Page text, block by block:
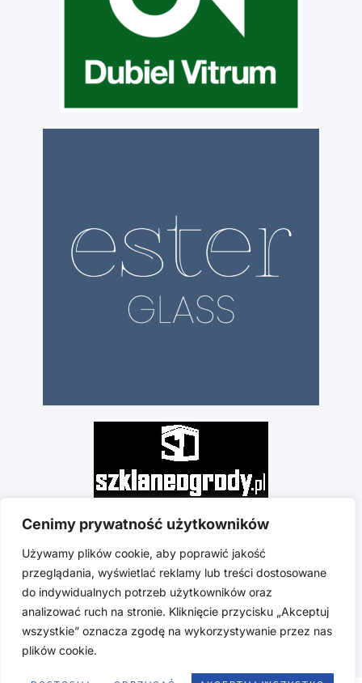
Cenimy prywatność użytkowników
Używamy plików cookie, aby poprawić jakość
przeglądania, wyświetlać reklamy lub treści dostosowane
do indywidualnych potrzeb użytkowników oraz
analizować ruch na stronie. Kliknięcie przycisku „Akceptuj
wszystkie” oznacza zgodę na wykorzystywanie przez nas
plików cookie.